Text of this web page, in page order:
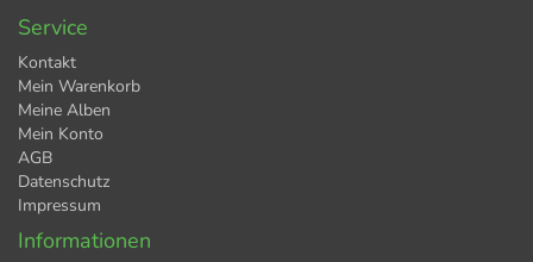
Service
Kontakt
Mein Warenkorb
Meine Alben
Mein Konto
AGB
Datenschutz
Impressum
Informationen